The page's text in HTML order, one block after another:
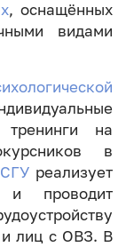
, оснащённых
видами
тренинги на
в
реализует
и проводит
и лиц с ОВЗ. В